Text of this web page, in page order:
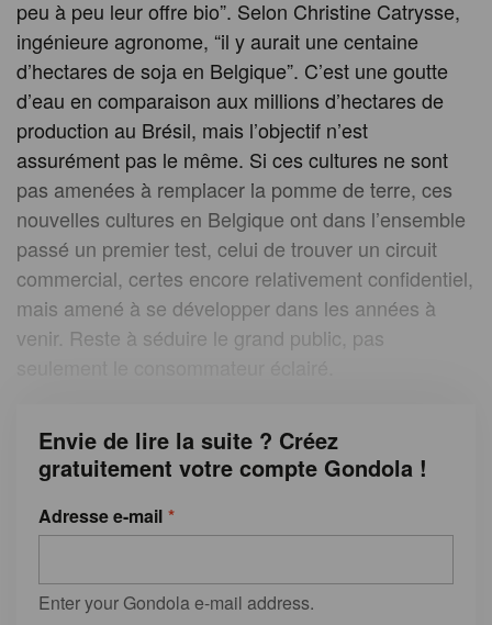
peu à peu leur offre bio”. Selon Christine Catrysse,
ingénieure agronome, “il y aurait une centaine
d’hectares de soja en Belgique”. C’est une goutte
d’eau en comparaison aux millions d’hectares de
production au Brésil, mais l’objectif n’est
assurément pas le même. Si ces cultures ne sont
pas amenées à remplacer la pomme de terre, ces
nouvelles cultures en Belgique ont dans l’ensemble
passé un premier test, celui de trouver un circuit
commercial, certes encore relativement confidentiel,
mais amené à se développer dans les années à
venir. Reste à séduire le grand public, pas
Envie de lire la suite ? Créez
gratuitement votre compte Gondola !
Adresse e-mail
Enter your Gondola e-mail address.